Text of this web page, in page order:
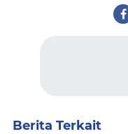
Berita Terkait